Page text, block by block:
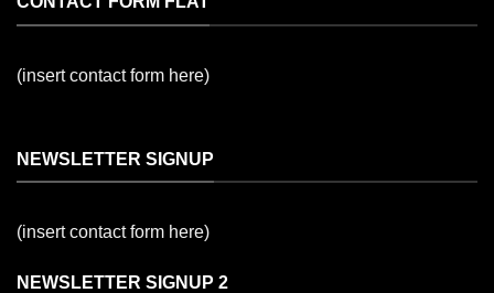
(insert contact form here)
NEWSLETTER SIGNUP
(insert contact form here)
NEWSLETTER SIGNUP 2